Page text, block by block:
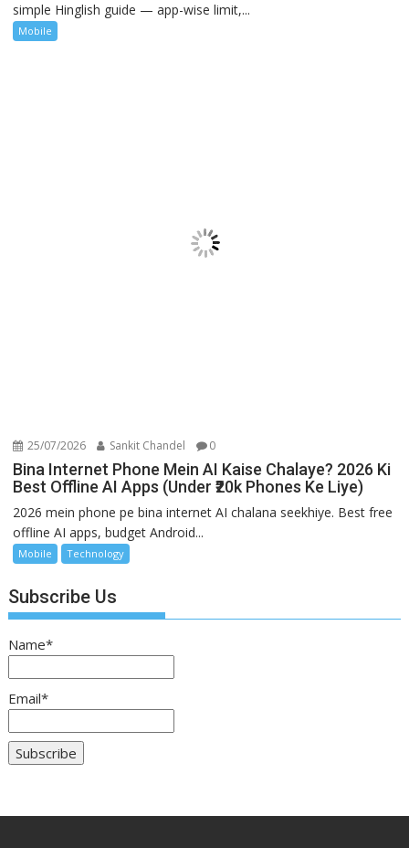
simple Hinglish guide — app-wise limit,...
Mobile
25/07/2026 Sankit Chandel 0
Bina Internet Phone Mein AI Kaise Chalaye? 2026 Ki
Best Offline AI Apps (Under ₹20k Phones Ke Liye)
2026 mein phone pe bina internet AI chalana seekhiye. Best free
offline AI apps, budget Android...
Mobile Technology
Subscribe Us
Name*
Email*